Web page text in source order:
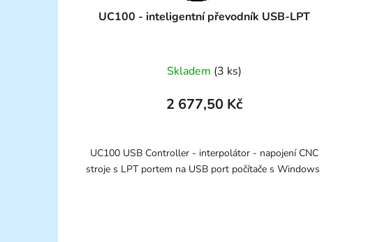
UC100 - inteligentní převodník USB-LPT
Skladem (3 ks)
2 677,50 Kč
UC100 USB Controller - interpolátor - napojení CNC
stroje s LPT portem na USB port počítače s Windows